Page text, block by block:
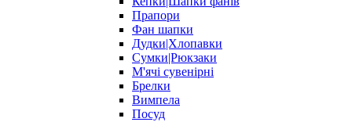
Прапори
Фан шапки
Дудки|Хлопавки
Сумки|Рюкзаки
М'ячі сувенірні
Брелки
Вимпела
Посуд